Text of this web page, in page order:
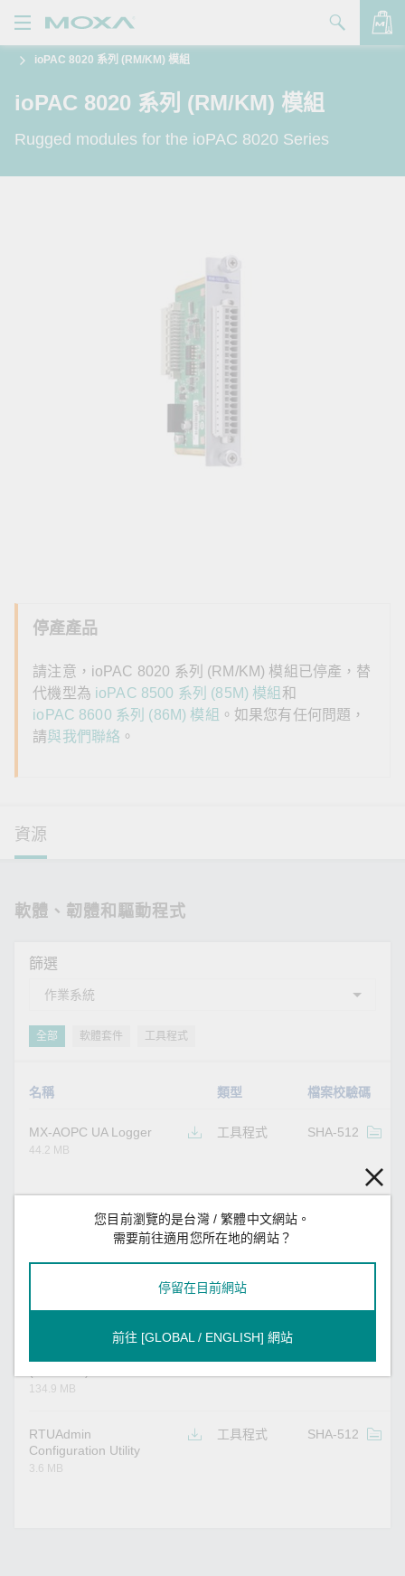
品
決方案
援
ioPAC 8020 系列 (RM/KM) 模組
ioPAC 8020 系列 (RM/KM) 模組
Rugged modules for the ioPAC 8020 Series
停產產品
請注意，ioPAC 8020 系列 (RM/KM) 模組已停產，替
代機型為 ioPAC 8500 系列 (85M) 模組 和
ioPAC 8600 系列 (86M) 模組 。如果您有任何問題，
請與我們聯絡 。
資源
軟體、韌體和驅動程式
篩選
全部 軟體套件 工具程式
名稱 類型 檔案校驗碼
MX-AOPC UA Logger
44.2 MB
工具程式 SHA-512
MX-AOPC UA Server 工具程式
Software Package for
134.9 MB
軟體套件
RTUAdmin
Configuration Utility
3.6 MB
工具程式 SHA-512
查看詢價明細
您目前瀏覽的是台灣 / 繁體中文網站。
需要前往適用您所在地的網站？
停留在目前網站
前往 [GLOBAL / ENGLISH] 網站